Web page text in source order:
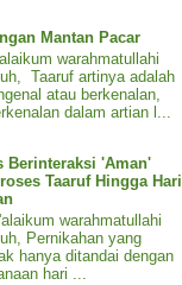
Mantan Pacar
warahmatullahi
Taaruf artinya adalah
atau berkenalan,
dalam artian l...
Berinteraksi 'Aman'
Taaruf Hingga Hari
warahmatullahi
Pernikahan yang
hanya ditandai dengan
hari ...